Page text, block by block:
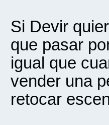
Si Devir
que pasar
igual que
vender una
retocar